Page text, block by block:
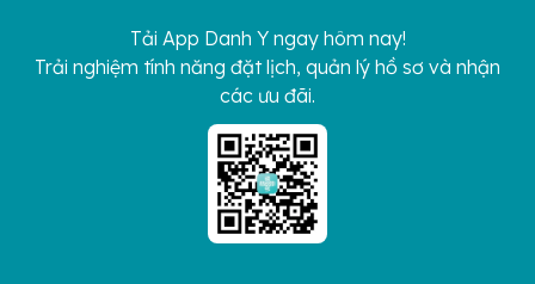
Tải App Danh Y ngay hôm nay!
Trải nghiệm tính năng đặt lịch, quản lý hồ sơ và nhận
các ưu đãi.